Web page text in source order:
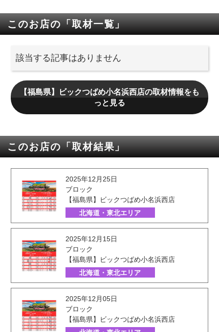
このお店の「取材一覧」
該当する記事はありません
【福島県】ビックつばめ小名浜西店の取材情報をも
っと見る
このお店の「取材結果」
2025年12月25日
ブロック
【福島県】ビックつばめ小名浜西店
北海道・東北エリア
2025年12月15日
ブロック
【福島県】ビックつばめ小名浜西店
北海道・東北エリア
2025年12月05日
ブロック
【福島県】ビックつばめ小名浜西店